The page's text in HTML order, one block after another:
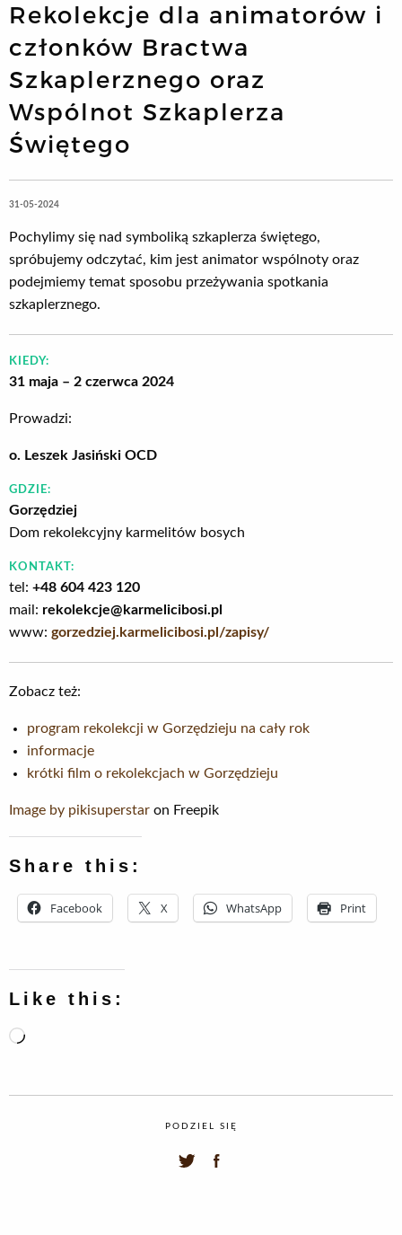
Rekolekcje dla animatorów i
członków Bractwa
Szkaplerznego oraz
Wspólnot Szkaplerza
Świętego
31-05-2024
Pochylimy się nad symboliką szkaplerza świętego,
spróbujemy odczytać, kim jest animator wspólnoty oraz
podejmiemy temat sposobu przeżywania spotkania
szkaplerznego.
KIEDY:
31 maja – 2 czerwca 2024
Prowadzi:
o. Leszek Jasiński OCD
GDZIE:
Gorzędziej
Dom rekolekcyjny karmelitów bosych
KONTAKT:
tel: +48 604 423 120
mail: rekolekcje@karmelicibosi.pl
www: gorzedziej.karmelicibosi.pl/zapisy/
Zobacz też:
program rekolekcji w Gorzędzieju na cały rok
informacje
krótki film o rekolekcjach w Gorzędzieju
Image by pikisuperstar on Freepik
Share this:
Facebook X WhatsApp Print
Like this:
Loading…
PODZIEL SIĘ